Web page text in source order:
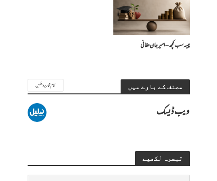
پیسہ سب کچھ – امیرجان حقانی
مصنف کے بارے میں تمام تحاریر دیکھیں
ویب ڈیسک
تبصرہ لکھیے